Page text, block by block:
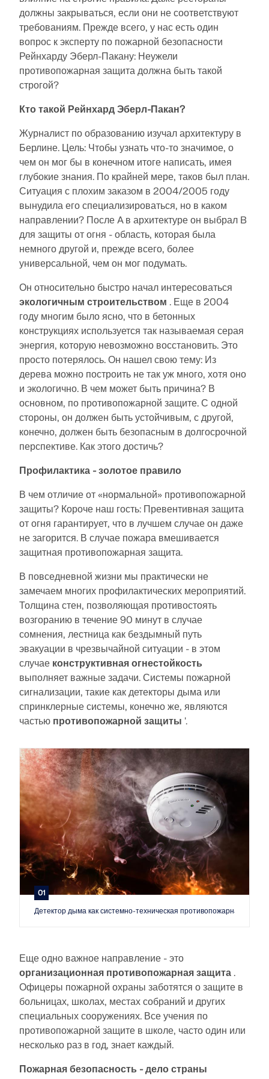
API Dlubal
Новый сервис Dlubal API (gRPC) предоставляет вам
гибкий интерфейс для программного обеспечения
прямым доступом ко всем продуктам Dlubal.
НАЧАЛО РАБОТЫ С API
Надстройки
Дополнительные расчёты
Динамический расчёт
Расчёт
RSECTION 1
Пользовательский расчёт сечений
Подробнее
RWIND 3
CFD-программное обеспечение для цифровых
аэродинамических труб
Подробнее
Ваш портал в параметрическое моделирование и
автоматизацию
Открыть для себя API
Документация по API
Указатель
Начало работы
Применение
Объекты моделей
Подписки и цены
Примеры
МКЭ для стальных соединений
Проектирование и анализ стальных соединений с
использованием CBFEM, в соответствии с EN
1993‑1‑8 и AISC 360, полностью интегрированы в
RFEM 6 для более быстрых и точных структурных
рабочих процессов.
ПОДРОБНЕЕ
Инструмент геозоны
Онлайн-сервис Dlubal предоставляет карты зон для
Быстрые ответы
Найдите быстрые ответы на распространенные
вопросы о программном обеспечении Dlubal. Ищите
или фильтруйте сотни FAQ, чтобы решить проблемы
в кратчайшие сроки.
ПРОСМОТРЕТЬ FAQ
Откройте силу инноваций
Откройте для себя передовые инструменты и
усовершенствования, разработанные для
повышения эффективности вашего инженерного
рабочего процесса.
ОЗНАКОМИТЬСЯ С НОВЫМИ ФУНКЦИЯМИ
ОТКРЫТЬ МОДЕЛИ
Зона Dlubal с бесплатными
предложениями
Получите экспертную помощь, когда она вам нужна.
Наслаждайтесь бесплатной помощью ИИ,
поддержкой по электронной почте, живыми
пользователей договора на обслуживание Pro.
ПОЛУЧИТЬ ПОДДЕРЖКУ
Бесплатные программы расчёта
конструкций для студентов
Тысячи студентов по всему миру уже пользуются
преимуществами программного обеспечения Dlubal.
Получайте бесплатный доступ, обучение и
экспертную поддержку в течение всего периода
ПОЛУЧИТЬ БЕСПЛАТНУЮ ЛИЦЕНЗИЮ
НАШИ ЗАКАЗЧИКИ
Знакомство с экспертами
Наши преданные делу инженеры готовы помочь вам
с моделированием, проектированием и
техническими задачами — в любое время и в любом
СВЯЗАТЬСЯ С САППОРТОМ
Раскройте, как наша команда формирует будущее
инженерии. Узнайте об инновациях, росте и
захватывающих задачах.
ВАШИ КАРЬЕРНЫЕ ВОЗМОЖНОСТИ
Найдите свою работу мечты
Присоединяйтесь к мировому лидеру в области
инженерного программного обеспечения и поднимите
свою карьеру на новые высоты.
ОТКРЫТЫЕ ВАКАНСИИ
вашим личным данным.
ВОЙТИ
Pусский
должны закрываться, если они не соответствуют
требованиям. Прежде всего, у нас есть один
вопрос к эксперту по пожарной безопасности
Рейнхарду Эберл-Пакану: Неужели
противопожарная защита должна быть такой
строгой?
Кто такой Рейнхард Эберл-Пакан?
Журналист по образованию изучал архитектуру в
Берлине. Цель: Чтобы узнать что-то значимое, о
чем он мог бы в конечном итоге написать, имея
глубокие знания. По крайней мере, таков был план.
Ситуация с плохим заказом в 2004/2005 году
вынудила его специализироваться, но в каком
направлении? После A в архитектуре он выбрал B
для защиты от огня - область, которая была
немного другой и, прежде всего, более
универсальной, чем он мог подумать.
Он относительно быстро начал интересоваться
экологичным строительством . Еще в 2004
году многим было ясно, что в бетонных
конструкциях используется так называемая серая
энергия, которую невозможно восстановить. Это
просто потерялось. Он нашел свою тему: Из
дерева можно построить не так уж много, хотя оно
и экологично. В чем может быть причина? В
основном, по противопожарной защите. С одной
стороны, он должен быть устойчивым, с другой,
конечно, должен быть безопасным в долгосрочной
перспективе. Как этого достичь?
Профилактика - золотое правило
В чем отличие от «нормальной» противопожарной
защиты? Короче наш гость: Превентивная защита
от огня гарантирует, что в лучшем случае он даже
не загорится. В случае пожара вмешивается
защитная противопожарная защита.
В повседневной жизни мы практически не
замечаем многих профилактических мероприятий.
Толщина стен, позволяющая противостоять
возгоранию в течение 90 минут в случае
сомнения, лестница как бездымный путь
эвакуации в чрезвычайной ситуации - в этом
случае конструктивная огнестойкость
выполняет важные задачи. Системы пожарной
сигнализации, такие как детекторы дыма или
спринклерные системы, конечно же, являются
частью противопожарной защиты '.
01
Детектор дыма как системно-техническая противопожарная
Еще одно важное направление - это
организационная противопожарная защита .
Офицеры пожарной охраны заботятся о защите в
больницах, школах, местах собраний и других
специальных сооружениях. Все учения по
противопожарной защите в школе, часто один или
несколько раз в год, знает каждый.
Пожарная безопасность - дело страны